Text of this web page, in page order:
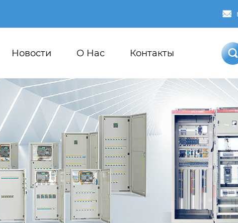

Новости О Hас Контакты 